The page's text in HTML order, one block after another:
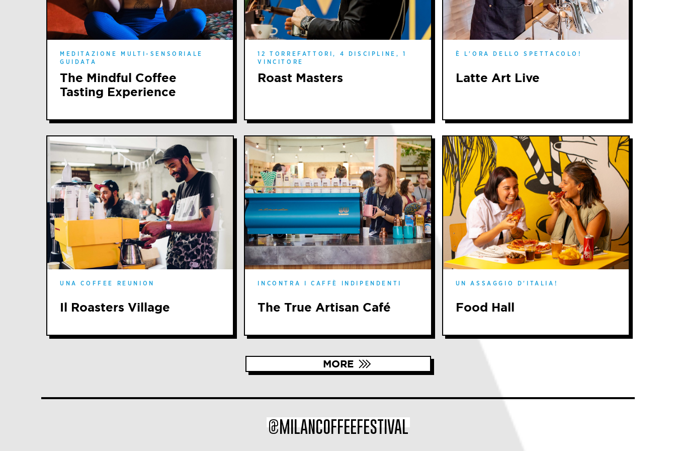
MEDITAZIONE MULTI-SENSORIALE
GUIDATA
The Mindful Coffee
Tasting Experience
12 TORREFATTORI, 4 DISCIPLINE, 1
VINCITORE
Roast Masters
È L'ORA DELLO SPETTACOLO!
Latte Art Live
UNA COFFEE REUNION
Il Roasters Village
INCONTRA I CAFFÈ INDIPENDENTI
The True Artisan Café
UN ASSAGGIO D'ITALIA!
Food Hall
MORE
@MILANCOFFEEFESTIVAL